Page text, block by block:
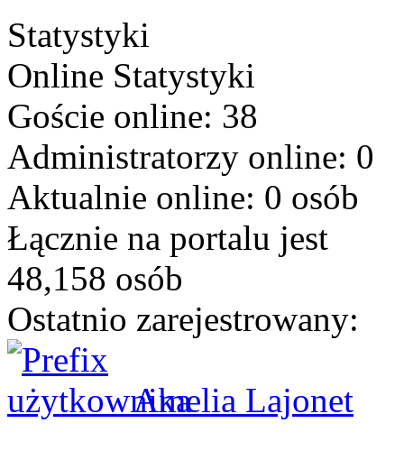
Statystyki
Online Statystyki
Goście online: 38
Administratorzy online: 0
Aktualnie online: 0 osób
Łącznie na portalu jest
48,158 osób
Ostatnio zarejestrowany:
Amelia Lajonet